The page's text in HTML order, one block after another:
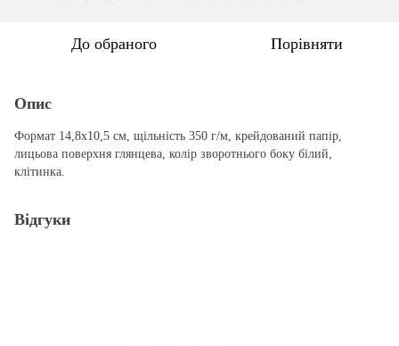
До обраного Порівняти
Опис
Формат 14,8х10,5 см, щільність 350 г/м, крейдований папір,
лицьова поверхня глянцева, колір зворотнього боку білий,
клітинка.
Відгуки